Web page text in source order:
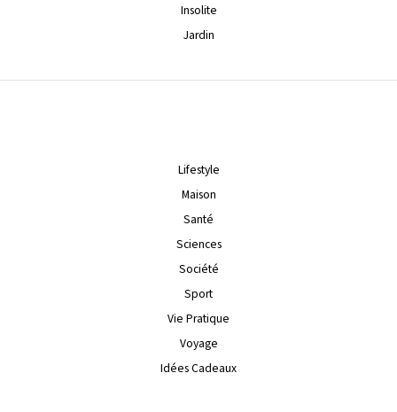
Insolite
Jardin
Lifestyle
Maison
Santé
Sciences
Société
Sport
Vie Pratique
Voyage
Idées Cadeaux